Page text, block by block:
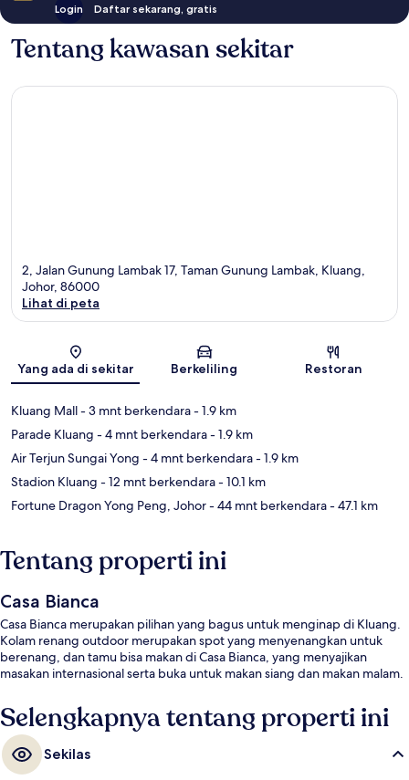
Login Daftar sekarang, gratis
Tentang kawasan sekitar
2, Jalan Gunung Lambak 17, Taman Gunung Lambak, Kluang,
Johor, 86000
Lihat di peta
Yang ada di sekitar Berkeliling Restoran
Kluang Mall- 3 mnt berkendara- 1.9 km
Parade Kluang - 4 mnt berkendara- 1.9 km
Air Terjun Sungai Yong - 4 mnt berkendara- 1.9 km
Stadion Kluang - 12 mnt berkendara- 10.1 km
Fortune Dragon Yong Peng, Johor- 44 mnt berkendara- 47.1 km
Tentang properti ini
Casa Bianca
Casa Bianca merupakan pilihan yang bagus untuk menginap di Kluang.
Kolam renang outdoor merupakan spot yang menyenangkan untuk
berenang, dan tamu bisa makan di Casa Bianca, yang menyajikan
masakan internasional serta buka untuk makan siang dan makan malam.
Selengkapnya tentang properti ini
Sekilas